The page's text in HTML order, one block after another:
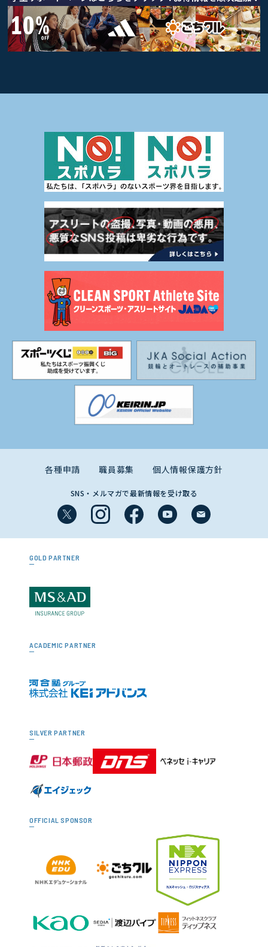
各種申請 職員募集 個人情報保護方針
SNS・メルマガで最新情報を受け取る
GOLD PARTNER
ACADEMIC PARTNER
SILVER PARTNER
OFFICIAL SPONSOR